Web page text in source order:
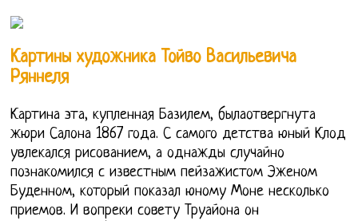
Картины художника Тойво Васильевича
Ряннеля
Картина эта, купленная Базилем, былаотвергнута
жюри Салона 1867 года. С самого детства юный Клод
увлекался рисованием, а однажды случайно
познакомился с известным пейзажистом Эженом
Буденном, который показал юному Моне несколько
приемов. И вопреки совету Труайона он